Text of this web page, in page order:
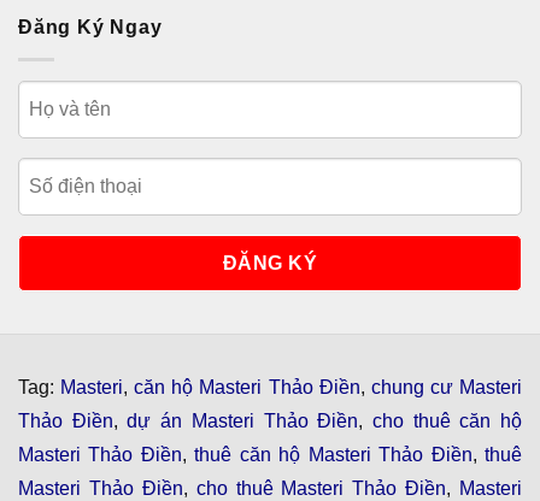
Đăng Ký Ngay
Tag: Masteri,căn hộ Masteri Thảo Điền, chung cư Masteri
Thảo Điền,dự án Masteri Thảo Điền, cho thuê căn hộ
Masteri Thảo Điền,thuê căn hộ Masteri Thảo Điền,thuê
Masteri Thảo Điền, cho thuê Masteri Thảo Điền, Masteri